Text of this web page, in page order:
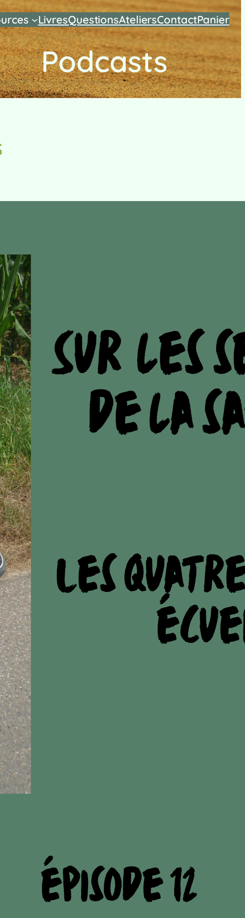
LivresQuestionsAteliersContactPanier
Podcasts